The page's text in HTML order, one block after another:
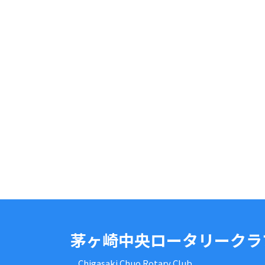
茅ヶ崎中央ロータリーク